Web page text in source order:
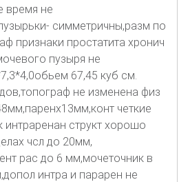
время не
симметричны,разм по
признаки простатита хронич
пузыря не
67,45 куб см.
не изменена физ
четкие
интраренан структ хорошо
чсл до 20мм,
рас до 6 мм,мочеточник в
интра и парарен не